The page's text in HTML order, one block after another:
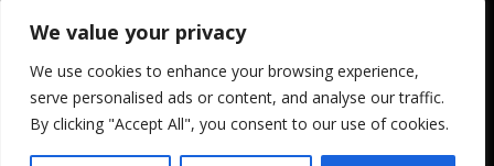
We value your privacy
We use cookies to enhance your browsing experience,
serve personalised ads or content, and analyse our traffic.
By clicking "Accept All", you consent to our use of cookies.
MENTIONS LÉGALES & CONFIDENTIALITÉ PUBLICITÉ
CONTACTEZ-NOUS!